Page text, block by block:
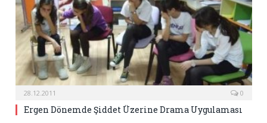
28.12.2011 0
Ergen Dönemde Şiddet Üzerine Drama Uygulaması